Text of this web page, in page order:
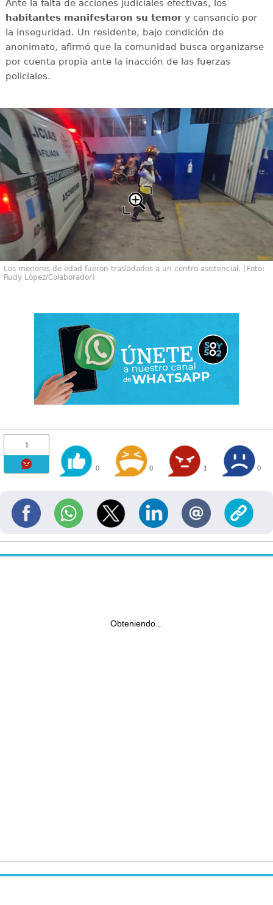
Ante la falta de acciones judiciales efectivas, los
habitantes manifestaron su temory cansancio por
la inseguridad. Un residente, bajo condición de
anonimato, afirmó que la comunidad busca organizarse
por cuenta propia ante la inacción de las fuerzas
policiales.
Los menores de edad fueron trasladados a un centro asistencial. (Foto:
Rudy López/Colaborador)
1
0 0 1 0
Obteniendo...